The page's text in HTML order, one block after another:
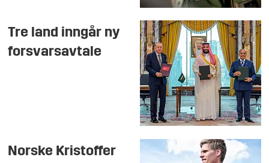
Tre land inngår ny
forsvarsavtale
Norske Kristoffer